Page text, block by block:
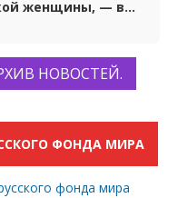
женщины, — в
НОВОСТЕЙ.
ФОНДА МИРА
фонда мира